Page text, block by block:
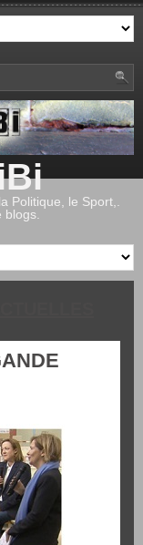
Politique, le Sport,.